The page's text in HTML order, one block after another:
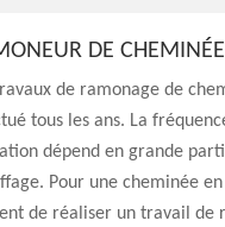
DE CHEMINÉE
de ramonage de
tous les ans. La
dépend en grande
Pour une cheminée
de réaliser un travail de